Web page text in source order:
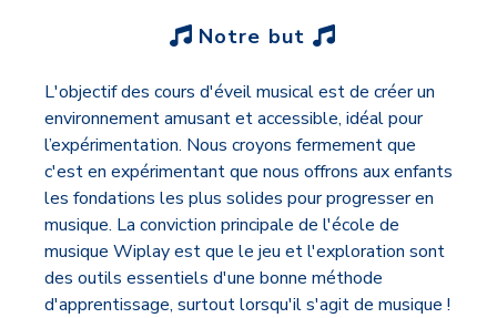
Notre but
L'objectif des cours d'éveil musical est de créer un
environnement amusant et accessible, idéal pour
l’expérimentation. Nous croyons fermement que
c'est en expérimentant que nous offrons aux enfants
les fondations les plus solides pour progresser en
musique. La conviction principale de l'école de
musique Wiplay est que le jeu et l'exploration sont
des outils essentiels d'une bonne méthode
d'apprentissage, surtout lorsqu'il s'agit de musique !